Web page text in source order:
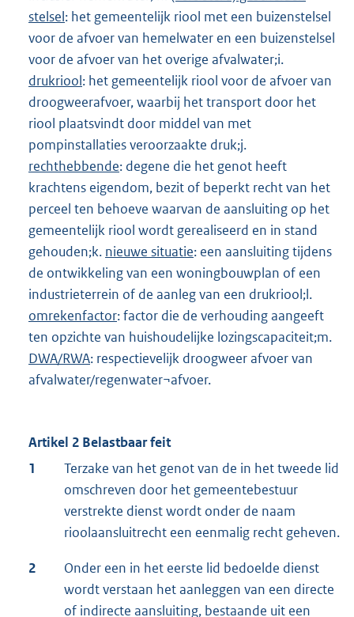
stelsel: het gemeentelijk riool met een buizenstelsel
voor de afvoer van hemelwater en een buizenstelsel
voor de afvoer van het overige afvalwater;i.
drukriool: het gemeentelijk riool voor de afvoer van
droogweerafvoer, waarbij het transport door het
riool plaatsvindt door middel van met
pompinstallaties veroorzaakte druk;j.
rechthebbende: degene die het genot heeft
krachtens eigendom, bezit of beperkt recht van het
perceel ten behoeve waarvan de aansluiting op het
gemeentelijk riool wordt gerealiseerd en in stand
gehouden;k. nieuwe situatie: een aansluiting tijdens
de ontwikkeling van een woningbouwplan of een
industrieterrein of de aanleg van een drukriool;l.
omrekenfactor: factor die de verhouding aangeeft
ten opzichte van huishoudelijke lozingscapaciteit;m.
DWA/RWA: respectievelijk droogweer afvoer van
afvalwater/regenwater¬afvoer.
Artikel 2 Belastbaar feit
1
Terzake van het genot van de in het tweede lid
omschreven door het gemeentebestuur
verstrekte dienst wordt onder de naam
rioolaansluitrecht een eenmalig recht geheven.
2
Onder een in het eerste lid bedoelde dienst
wordt verstaan het aanleggen van een directe
of indirecte aansluiting, bestaande uit een